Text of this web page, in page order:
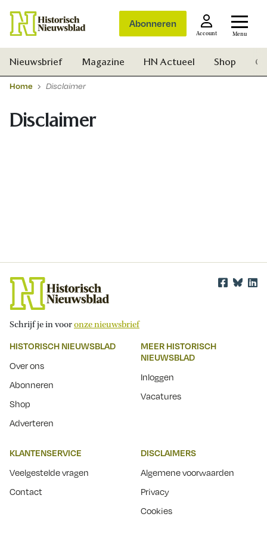
Abonneren
Account Menu
Nieuwsbrief Magazine HN Actueel Shop
Home Disclaimer
Disclaimer
Schrijf je in vooronze nieuwsbrief
HISTORISCH NIEUWSBLAD
Over ons
Abonneren
Shop
Adverteren
MEER HISTORISCH
NIEUWSBLAD
Inloggen
Vacatures
KLANTENSERVICE
Veelgestelde vragen
Contact
DISCLAIMERS
Algemene voorwaarden
Privacy
Cookies